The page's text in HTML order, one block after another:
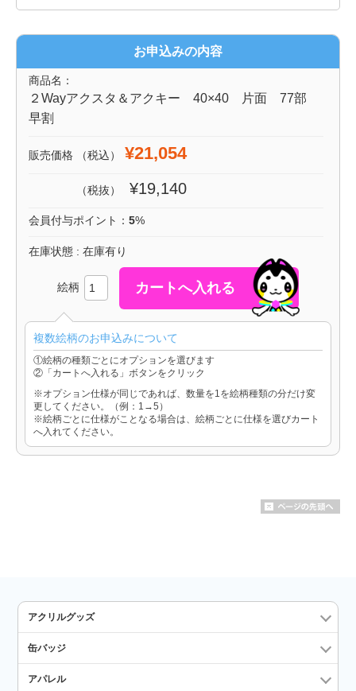
お申込みの内容
商品名：
２Wayアクスタ＆アクキー 40×40 片面 77部
早割
販売価格 （税込） ¥21,054
（税抜） ¥19,140
会員付与ポイント： 5%
在庫状態 : 在庫有り
絵柄
複数絵柄のお申込みについて
①絵柄の種類ごとにオプションを選びます
②「カートへ入れる」ボタンをクリック
※オプション仕様が同じであれば、数量を1を絵柄種類の分だけ変
更してください。（例：1→5）
※絵柄ごとに仕様がことなる場合は、絵柄ごとに仕様を選びカート
へ入れてください。
アクリルグッズ
缶バッジ
アパレル